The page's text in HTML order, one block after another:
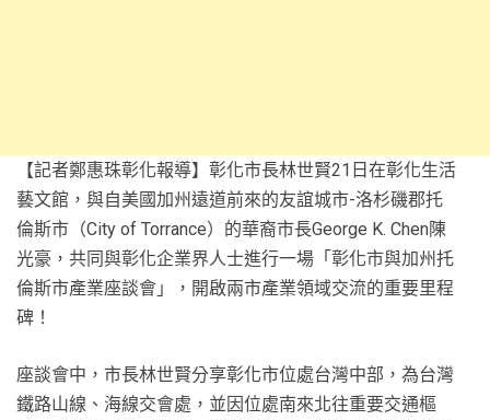
【記者鄭惠珠彰化報導】彰化市長林世賢21日在彰化生活
藝文館，與自美國加州遠道前來的友誼城市-洛杉磯郡托
倫斯市（City of Torrance）的華裔市長George K. Chen陳
光豪，共同與彰化企業界人士進行一場「彰化市與加州托
倫斯市產業座談會」，開啟兩市產業領域交流的重要里程
碑！
座談會中，市長林世賢分享彰化市位處台灣中部，為台灣
鐵路山線、海線交會處，並因位處南來北往重要交通樞